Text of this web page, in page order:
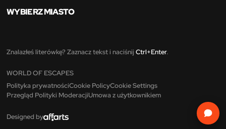
WYBIERZ MIASTO
Znalazłeś literówkę? Zaznacz tekst i naciśnij Ctrl+Enter.
WORLD OF ESCAPES
Polityka prywatnościCookie PolicyCookie Settings
Przegląd Polityki ModeracjiUmowa z użytkownikiem
Designed by